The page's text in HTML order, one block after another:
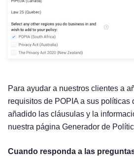
Para ayudar a nuestros clientes a
requisitos de POPIA a sus políticas
añadido las cláusulas y la
nuestra página Generador de
Cuando responda a las